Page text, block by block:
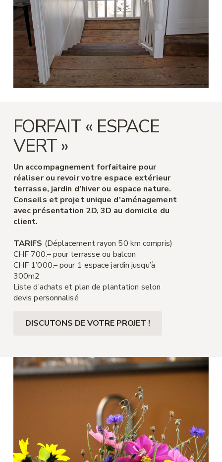
FORFAIT « ESPACE
VERT »
Un accompagnement forfaitaire pour
réaliser ou revoir votre espace extérieur
terrasse, jardin d’hiver ou espace nature.
Conseils et projet unique d’aménagement
avec présentation 2D, 3D au domicile du
client.
TARIFS (Déplacement rayon 50 km compris)
CHF 700.– pour terrasse ou balcon
CHF 1’000.– pour 1 espace jardin jusqu’à
300m2
Liste d’achats et plan de plantation selon
devis personnalisé
DISCUTONS DE VOTRE PROJET !​